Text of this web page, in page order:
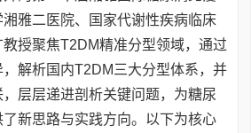
雅二医院、国家代谢性疾病临床
授聚焦T2DM精准分型领域，通过
解析国内T2DM三大分型体系，并
层层递进剖析关键问题，为糖尿
新思路与实践方向。以下为核心